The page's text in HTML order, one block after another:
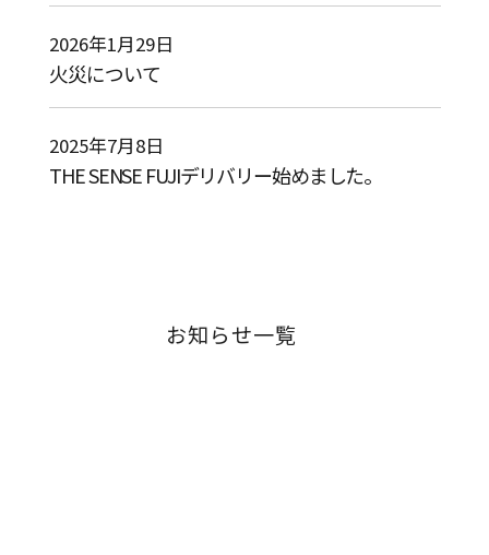
2026年1月29日
火災について
2025年7月8日
THE SENSE FUJIデリバリー始めました。
お知らせ一覧